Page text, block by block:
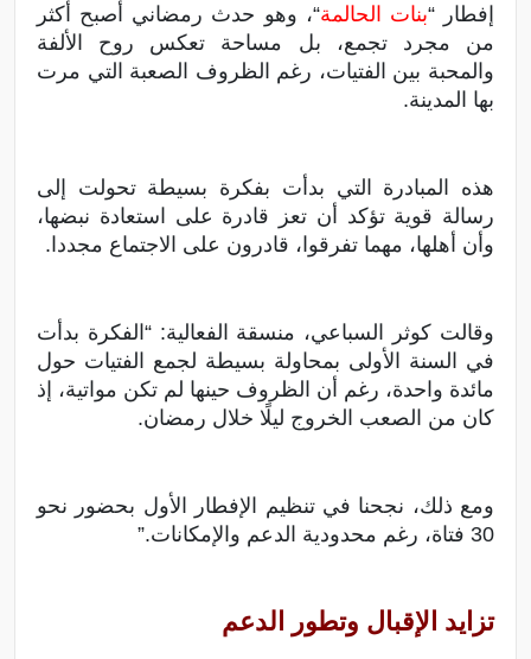
إفطار “بنات الحالمة“، وهو حدث رمضاني أصبح أكثر
من مجرد تجمع، بل مساحة تعكس روح الألفة
والمحبة بين الفتيات، رغم الظروف الصعبة التي مرت
بها المدينة.
هذه المبادرة التي بدأت بفكرة بسيطة تحولت إلى
رسالة قوية تؤكد أن تعز قادرة على استعادة نبضها،
وأن أهلها، مهما تفرقوا، قادرون على الاجتماع مجددا.
وقالت كوثر السباعي، منسقة الفعالية: “الفكرة بدأت
في السنة الأولى بمحاولة بسيطة لجمع الفتيات حول
مائدة واحدة، رغم أن الظروف حينها لم تكن مواتية، إذ
كان من الصعب الخروج ليلًا خلال رمضان.
ومع ذلك، نجحنا في تنظيم الإفطار الأول بحضور نحو
30 فتاة، رغم محدودية الدعم والإمكانات.”
تزايد الإقبال وتطور الدعم